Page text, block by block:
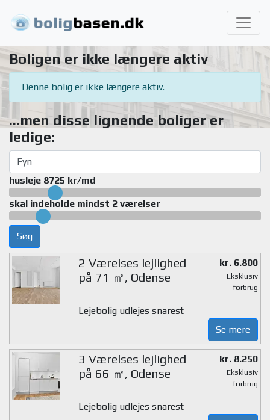
Boligen er ikke længere aktiv
Denne bolig er ikke længere aktiv.
...men disse lignende boliger er
ledige:
husleje 8725 kr/md
skal indeholde mindst 2 værelser
Søg
2 Værelses lejlighed
på 71 ㎡, Odense
kr. 6.800
Eksklusiv
forbrug
Lejebolig udlejes snarest
Se mere
3 Værelses lejlighed
på 66 ㎡, Odense
kr. 8.250
Eksklusiv
forbrug
Lejebolig udlejes snarest